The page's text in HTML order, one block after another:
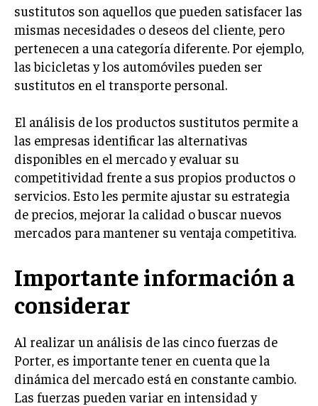
ÉTICA EMPRESARIAL Y RESPONSABILIDAD
SOCIAL
BLOG
Acerca de Últimas entradas
Ricardo Serrano
Soy Ricardo Serrano, apasionado de la
comunicación persuasiva. Con más de 10 años de
experiencia, uso la palabra escrita para crear
estrategias de marketing exitosas. Amante de la
poesía y el ajedrez, siempre busco el enfoque creativo en cada
Aparece en periódicos digitales y domina los buscadores,
Infórmate aquí.
sustitutos son aquellos que pueden satisfacer las
mismas necesidades o deseos del cliente, pero
pertenecen a una categoría diferente. Por ejemplo,
las bicicletas y los automóviles pueden ser
sustitutos en el transporte personal.
El análisis de los productos sustitutos permite a
las empresas identificar las alternativas
disponibles en el mercado y evaluar su
competitividad frente a sus propios productos o
servicios. Esto les permite ajustar su estrategia
de precios, mejorar la calidad o buscar nuevos
mercados para mantener su ventaja competitiva.
Importante información a
considerar
Al realizar un análisis de las cinco fuerzas de
Porter, es importante tener en cuenta que la
dinámica del mercado está en constante cambio.
Las fuerzas pueden variar en intensidad y